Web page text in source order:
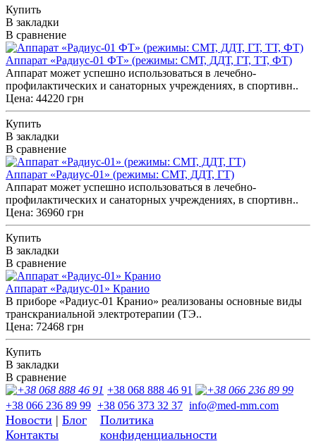
Купить
В закладки
В сравнение
Аппарат «Радиус-01 ФТ» (режимы: СМТ, ДДТ, ГТ, ТТ, ФТ)
Аппарат может успешно использоваться в лечебно-
профилактических и санаторных учреждениях, в спортивн..
Цена: 44220 грн
Купить
В закладки
В сравнение
Аппарат «Радиус-01» (режимы: СМТ, ДДТ, ГТ)
Аппарат может успешно использоваться в лечебно-
профилактических и санаторных учреждениях, в спортивн..
Цена: 36960 грн
Купить
В закладки
В сравнение
Аппарат «Радиус-01» Кранио
В приборе «Радиус-01 Кранио» реализованы основные виды
транскраниальной электротерапии (ТЭ..
Цена: 72468 грн
Купить
В закладки
В сравнение
+38 068 888 46 91
+38 066 236 89 99 +38 056 373 32 37 info@med-mm.com
Новости | Блог
Контакты
Политика
конфиденциальности